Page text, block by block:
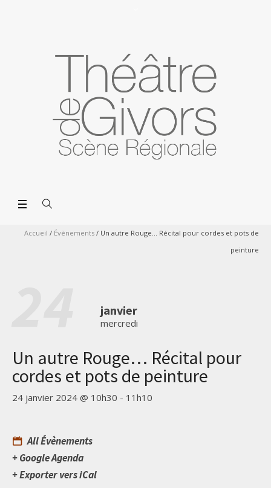
Accueil / Évènements / Un autre Rouge… Récital pour cordes et pots de
peinture
janvier
mercredi
Un autre Rouge… Récital pour
cordes et pots de peinture
24 janvier 2024 @ 10h30 - 11h10
All Évènements
+ Google Agenda
+ Exporter vers iCal